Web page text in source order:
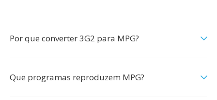
Por que converter 3G2 para MPG?
Que programas reproduzem MPG?